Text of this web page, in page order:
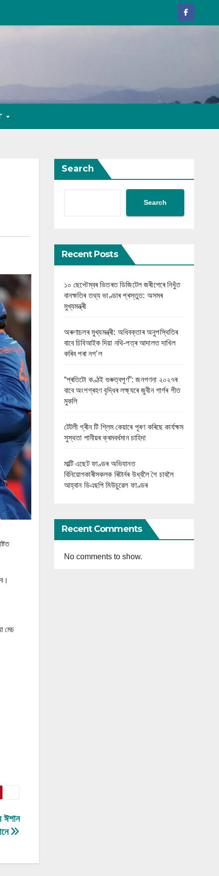
মেচ
ঈশান
Search
Search
Recent Posts
১০ ছেপ্টেম্বৰ ভিতৰত ডিজিটেল জৰীপেৰে নিখুঁত
বানক্ষতিৰ তথ্য ভাণ্ডাৰ প্ৰস্তুত: অসমৰ
মুখ্যমন্ত্ৰী
অৰুণাচলৰ মুখ্যমন্ত্ৰী: অধিবক্তাৰ অনুপস্থিতিৰ
বাবে চিবিআইক দিয়া নথি-পত্ৰ আদালত দাখিল
কৰিব পৰা নগ’ল
“প্ৰতিটো কণ্ঠই গুৰুত্বপূৰ্ণ”: জনগণনা ২০২৭ৰ
বাবে অংশগ্ৰহণ বৃদ্ধিৰ লক্ষ্যৰে জুবীন গাৰ্গৰ গীত
মুকলি
টেটলী গ্ৰীন টি শ্লিম কেয়াৰে পূৰণ কৰিছে কাৰ্যক্ষম
সুস্থতা পানীয়ৰ ক্ৰমবৰ্ধমান চাহিদা
মাল্টি এছেট ফাণ্ডৰ অভিযানত
বিনিয়োগকাৰীসকলক ৰিটাৰ্নৰ উৰ্ধ্বলৈ গৈ চাবলৈ
আহ্বান ডিএছপি মিউচুৱেল ফাণ্ডৰ
Recent Comments
No comments to show.